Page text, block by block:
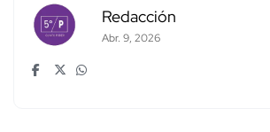
Redacción
Abr. 9, 2026